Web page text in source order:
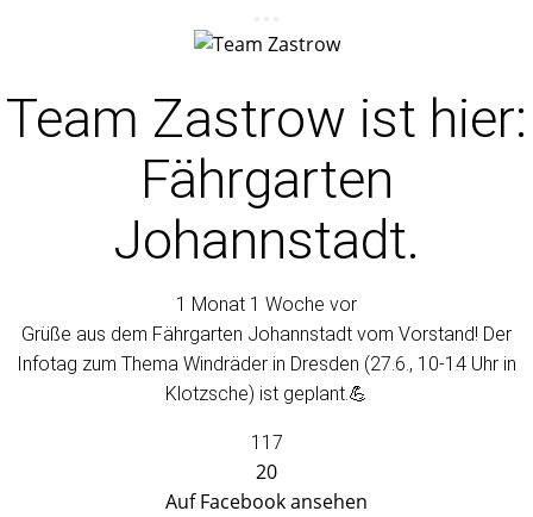
Team Zastrow ist hier:
Fährgarten
Johannstadt.
1 Monat 1 Woche vor
Grüße aus dem Fährgarten Johannstadt vom Vorstand! Der
Infotag zum Thema Windräder in Dresden (27.6., 10-14 Uhr in
Klotzsche) ist geplant.💪
117
20
Auf Facebook ansehen